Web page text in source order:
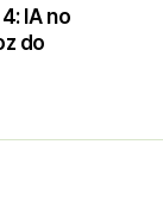
IA no
do